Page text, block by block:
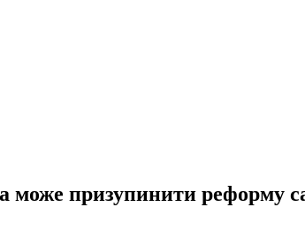
може призупинити реформу